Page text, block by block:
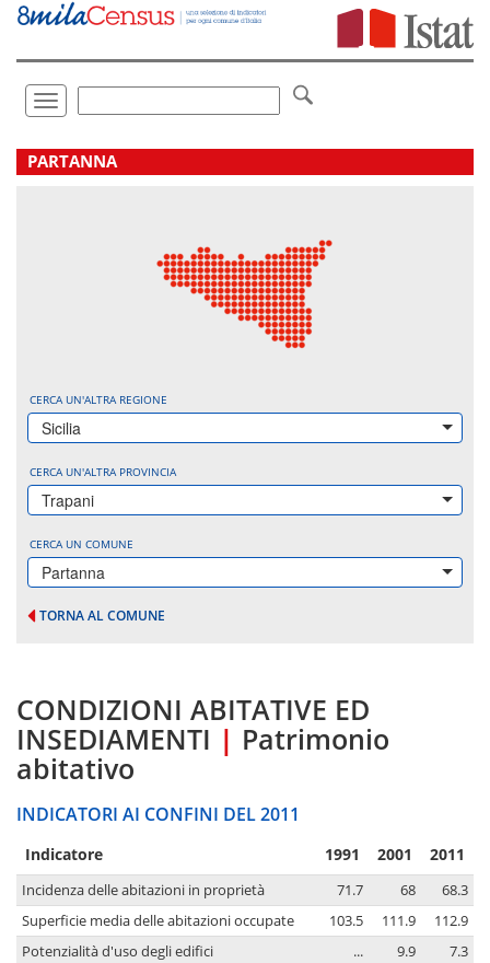
Vai
direttamente
Toggle
navigation
.
PARTANNA
CERCA UN'ALTRA REGIONE
Sicilia
CERCA UN'ALTRA PROVINCIA
Trapani
CERCA UN COMUNE
Partanna
TORNA AL COMUNE
CONDIZIONI ABITATIVE ED
INSEDIAMENTI | Patrimonio
abitativo
INDICATORI AI CONFINI DEL 2011
Indicatore 1991 2001 2011
Incidenza delle abitazioni in proprietà 71.7 68
68.3
Superficie media delle abitazioni occupate
103.5 111.9
112.9
Potenzialità d'uso degli edifici
... 9.9
7.3